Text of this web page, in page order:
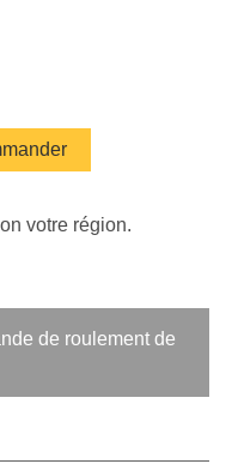
votre région.
de roulement de